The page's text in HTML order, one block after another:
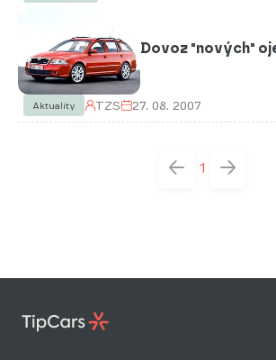
Dovoz "nových"
Aktuality TZS 27. 08. 2007
1